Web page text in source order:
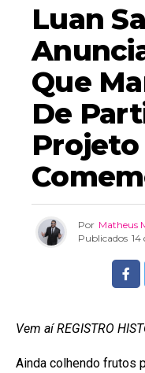
Luan
Que
De
Projeto
Por Matheus
Publicados 14
Vem aí REGISTRO
Ainda colhendo frutos